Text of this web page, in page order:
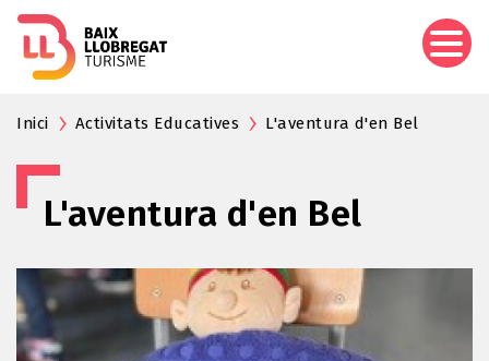
Inici Activitats Educatives L'aventura d'en Bel
L'aventura d'en Bel